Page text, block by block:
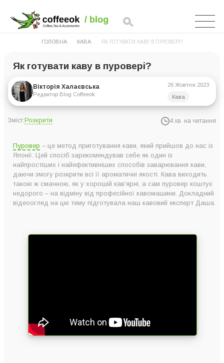
ГОЛОВНА КАВА ЯК ГОТУВАТИ КАВУ В ПУРОВЕРІ?
Як готувати каву в пуровері?
Вікторія Халаєвська
Редактор Blog Coffeeok
26 Жовтня 2023
Кава
Зміст:Розкрити 4 хв. на читання
Як приготувати каву в пуровері?
Купити пуровер в інтернет-магазині Coffeeok
Пуровер – це метод приготування кави, який прийшов до нас із
Японії. Цей спосіб зарекомендував себе як один із
найпростіших і найефективніших способів заварювання кави,
даючи змогу розкрити всі її ароматичні якості. Кава виходить
такою ж смачною, як у хорошій кав’ярні, а сам пуровер коштує
недорого – на відміну від професійної кавомашини. Докладний
відеоогляд на цю тему підготувала наш кавовий експерт Даша.